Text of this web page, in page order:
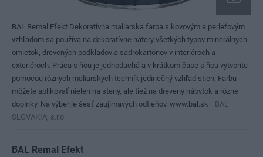
BAL Remal Efekt Dekoratívna maliarska farba s kovovým a perleťovým
vzhľadom sa používa na dekoratívne nátery všetkých typov minerálnych
omietok, drevených podkladov a sadrokartónov v interiéroch a
exteriéroch. Práca s ňou je jednoduchá a v krátkom čase s ňou vytvoríte
pomocou rôznych maliarskych techník jedinečný vzhľad stien. Farbu
môžete aplikovať nielen na steny, ale tiež na drevený nábytok a rôzne
doplnky. Na výber je šesť zaujímavých odtieňov. www.bal.sk
BAL
SLOVAKIA, s.r.o.
BAL Remal Efekt